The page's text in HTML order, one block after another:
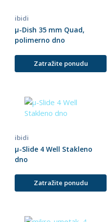
ibidi
µ-Dish 35 mm Quad,
polimerno dno
Zatražite ponudu
ibidi
µ-Slide 4 Well Stakleno
dno
Zatražite ponudu